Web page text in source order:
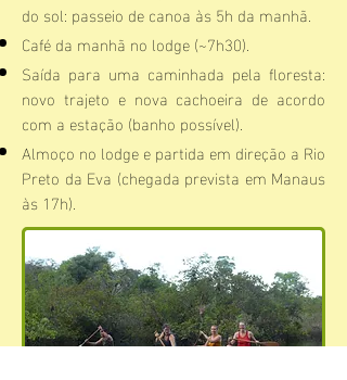
do sol: passeio de canoa às 5h da manhã.
Café da manhã no lodge (~7h30).
Saída para uma caminhada pela floresta:
novo trajeto e nova cachoeira de acordo
com a estação (banho possível).
Almoço no lodge e partida em direção a Rio
Preto da Eva (chegada prevista em Manaus
às 17h).